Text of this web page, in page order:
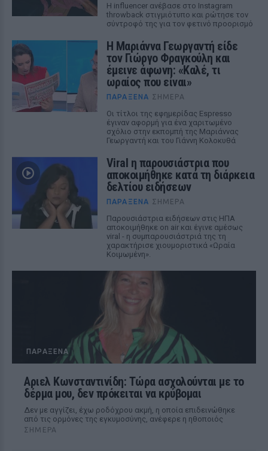
Η influencer ανέβασε στο Instagram
throwback στιγμιότυπο και ρώτησε τον
σύντροφό της για τον φετινό προορισμό
Η Μαριάννα Γεωργαντή είδε
τον Γιώργο Φραγκούλη και
έμεινε άφωνη: «Καλέ, τι
ωραίος που είναι»
ΠΑΡΆΞΕΝΑ ΣΉΜΕΡΑ
Οι τίτλοι της εφημερίδας Espresso
έγιναν αφορμή για ένα χαριτωμένο
σχόλιο στην εκπομπή της Μαριάννας
Γεωργαντή και του Γιάννη Κολοκυθά
Viral η παρουσιάστρια που
αποκοιμήθηκε κατά τη διάρκεια
δελτίου ειδήσεων
ΠΑΡΆΞΕΝΑ ΣΉΜΕΡΑ
Παρουσιάστρια ειδήσεων στις ΗΠΑ
αποκοιμήθηκε on air και έγινε αμέσως
viral - η συμπαρουσιάστριά της τη
χαρακτήρισε χιουμοριστικά «Ωραία
Κοιμωμένη».
ΠΑΡΆΞΕΝΑ
Αριελ Κωνσταντινίδη: Τώρα ασχολούνται με το
δέρμα μου, δεν πρόκειται να κρύβομαι
Δεν με αγγίζει, έχω ροδόχρου ακμή, η οποία επιδεινώθηκε
από τις ορμόνες της εγκυμοσύνης, ανέφερε η ηθοποιός
ΣΉΜΕΡΑ